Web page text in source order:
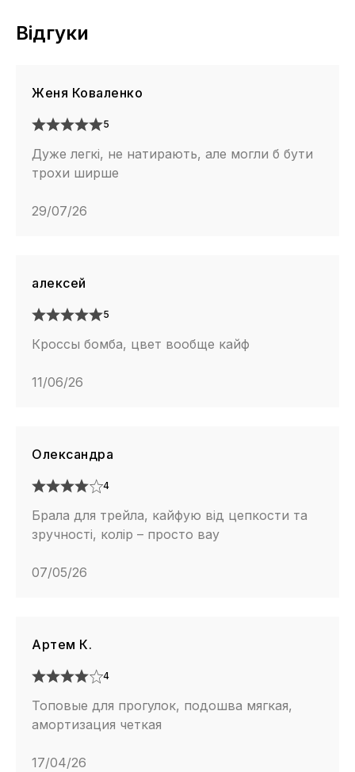
Відгуки
Женя Коваленко
5
Дуже легкі, не натирають, але могли б бути
трохи ширше
29/07/26
алексей
5
Кроссы бомба, цвет вообще кайф
11/06/26
Олександра
4
Брала для трейла, кайфую від цепкости та
зручності, колір – просто вау
07/05/26
Артем К.
4
Топовые для прогулок, подошва мягкая,
амортизация четкая
17/04/26